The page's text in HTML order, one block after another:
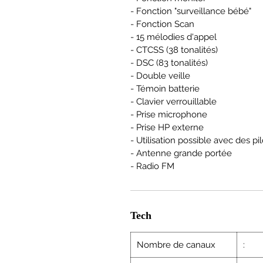
- Fonction "surveillance bébé"
- Fonction Scan
- 15 mélodies d'appel
- CTCSS (38 tonalités)
- DSC (83 tonalités)
- Double veille
- Témoin batterie
- Clavier verrouillable
- Prise microphone
- Prise HP externe
- Utilisation possible avec des
- Antenne grande portée
- Radio FM
Tech
Nombre de canaux :